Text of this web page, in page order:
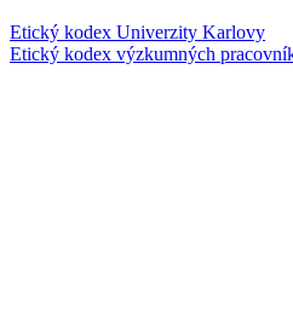
Etický kodex Univerzity Karlovy
Etický kodex výzkumných